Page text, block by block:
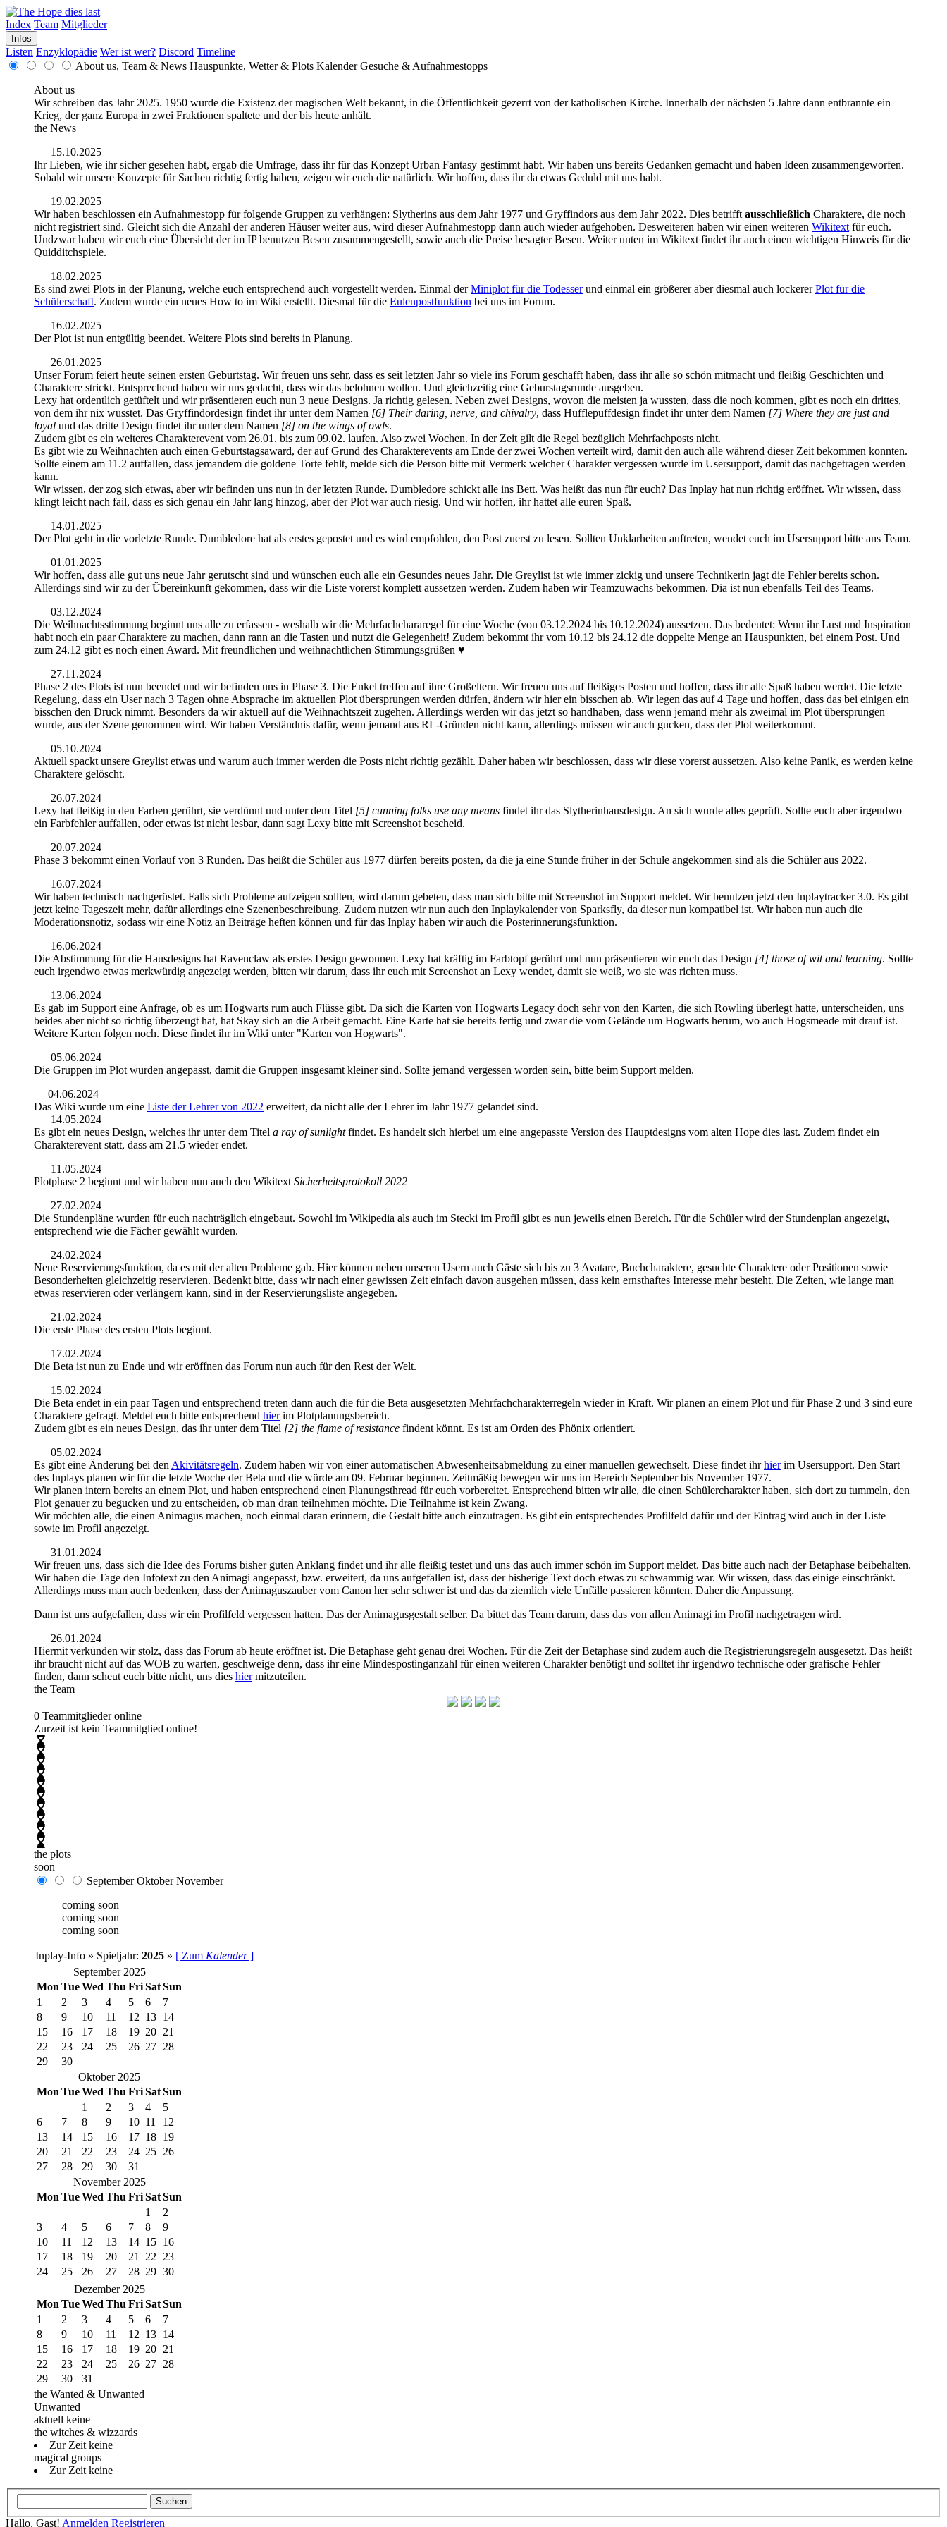
Index Team Mitglieder
Infos
Listen Enzyklopädie Wer ist wer? Discord Timeline
About us, Team & News Hauspunkte, Wetter & Plots Kalender Gesuche & Aufnahmestopps
About us
Wir schreiben das Jahr 2025. 1950 wurde die Existenz der magischen Welt bekannt, in die Öffentlichkeit gezerrt von der katholischen Kirche. Innerhalb der nächsten 5 Jahre dann entbrannte ein
Krieg, der ganz Europa in zwei Fraktionen spaltete und der bis heute anhält.
the News
15.10.2025
Ihr Lieben, wie ihr sicher gesehen habt, ergab die Umfrage, dass ihr für das Konzept Urban Fantasy gestimmt habt. Wir haben uns bereits Gedanken gemacht und haben Ideen zusammengeworfen.
Sobald wir unsere Konzepte für Sachen richtig fertig haben, zeigen wir euch die natürlich. Wir hoffen, dass ihr da etwas Geduld mit uns habt.
19.02.2025
Wir haben beschlossen ein Aufnahmestopp für folgende Gruppen zu verhängen: Slytherins aus dem Jahr 1977 und Gryffindors aus dem Jahr 2022. Dies betrifft ausschließlich Charaktere, die noch
nicht registriert sind. Gleicht sich die Anzahl der anderen Häuser weiter aus, wird dieser Aufnahmestopp dann auch wieder aufgehoben. Desweiteren haben wir einen weiteren Wikitext für euch.
Undzwar haben wir euch eine Übersicht der im IP benutzen Besen zusammengestellt, sowie auch die Preise besagter Besen. Weiter unten im Wikitext findet ihr auch einen wichtigen Hinweis für die
Quidditchspiele.
18.02.2025
Es sind zwei Plots in der Planung, welche euch entsprechend auch vorgestellt werden. Einmal derMiniplot für die Todesserund einmal ein größerer aber diesmal auch lockererPlot für die
Schülerschaft. Zudem wurde ein neues How to im Wiki erstellt. Diesmal für die Eulenpostfunktion bei uns im Forum.
16.02.2025
Der Plot ist nun entgültig beendet. Weitere Plots sind bereits in Planung.
26.01.2025
Unser Forum feiert heute seinen ersten Geburtstag. Wir freuen uns sehr, dass es seit letzten Jahr so viele ins Forum geschafft haben, dass ihr alle so schön mitmacht und fleißig Geschichten und
Charaktere strickt. Entsprechend haben wir uns gedacht, dass wir das belohnen wollen. Und gleichzeitig eine Geburstagsrunde ausgeben.
Lexy hat ordentlich getüftelt und wir präsentieren euch nun 3 neue Designs. Ja richtig gelesen. Neben zwei Designs, wovon die meisten ja wussten, dass die noch kommen, gibt es noch ein drittes,
von dem ihr nix wusstet. Das Gryffindordesign findet ihr unter dem Namen [6] Their daring, nerve, and chivalry, dass Hufflepuffdesign findet ihr unter dem Namen [7] Where they are just and
loyal und das dritte Design findet ihr unter dem Namen [8] on the wings of owls.
Zudem gibt es ein weiteres Charakterevent vom 26.01. bis zum 09.02. laufen. Also zwei Wochen. In der Zeit gilt die Regel bezüglich Mehrfachposts nicht.
Es gibt wie zu Weihnachten auch einen Geburtstagsaward, der auf Grund des Charakterevents am Ende der zwei Wochen verteilt wird, damit den auch alle während dieser Zeit bekommen konnten.
Sollte einem am 11.2 auffallen, dass jemandem die goldene Torte fehlt, melde sich die Person bitte mit Vermerk welcher Charakter vergessen wurde im Usersupport, damit das nachgetragen werden
kann.
Wir wissen, der zog sich etwas, aber wir befinden uns nun in der letzten Runde. Dumbledore schickt alle ins Bett. Was heißt das nun für euch? Das Inplay hat nun richtig eröffnet. Wir wissen, dass
klingt leicht nach fail, dass es sich genau ein Jahr lang hinzog, aber der Plot war auch riesig. Und wir hoffen, ihr hattet alle euren Spaß.
14.01.2025
Der Plot geht in die vorletzte Runde. Dumbledore hat als erstes gepostet und es wird empfohlen, den Post zuerst zu lesen. Sollten Unklarheiten auftreten, wendet euch im Usersupport bitte ans Team.
01.01.2025
Wir hoffen, dass alle gut uns neue Jahr gerutscht sind und wünschen euch alle ein Gesundes neues Jahr. Die Greylist ist wie immer zickig und unsere Technikerin jagt die Fehler bereits schon.
Allerdings sind wir zu der Übereinkunft gekommen, dass wir die Liste vorerst komplett aussetzen werden. Zudem haben wir Teamzuwachs bekommen. Dia ist nun ebenfalls Teil des Teams.
03.12.2024
Die Weihnachtsstimmung beginnt uns alle zu erfassen - weshalb wir die Mehrfachchararegel für eine Woche (von 03.12.2024 bis 10.12.2024) aussetzen. Das bedeutet: Wenn ihr Lust und Inspiration
habt noch ein paar Charaktere zu machen, dann rann an die Tasten und nutzt die Gelegenheit! Zudem bekommt ihr vom 10.12 bis 24.12 die doppelte Menge an Hauspunkten, bei einem Post. Und
zum 24.12 gibt es noch einen Award. Mit freundlichen und weihnachtlichen Stimmungsgrüßen ♥
27.11.2024
Phase 2 des Plots ist nun beendet und wir befinden uns in Phase 3. Die Enkel treffen auf ihre Großeltern. Wir freuen uns auf fleißiges Posten und hoffen, dass ihr alle Spaß haben werdet. Die letzte
Regelung, dass ein User nach 3 Tagen ohne Absprache im aktuellen Plot übersprungen werden dürfen, ändern wir hier ein bisschen ab. Wir legen das auf 4 Tage und hoffen, dass das bei einigen ein
bisschen den Druck nimmt. Besonders da wir aktuell auf die Weihnachtszeit zugehen. Allerdings werden wir das jetzt so handhaben, dass wenn jemand mehr als zweimal im Plot übersprungen
wurde, aus der Szene genommen wird. Wir haben Verständnis dafür, wenn jemand aus RL-Gründen nicht kann, allerdings müssen wir auch gucken, dass der Plot weiterkommt.
05.10.2024
Aktuell spackt unsere Greylist etwas und warum auch immer werden die Posts nicht richtig gezählt. Daher haben wir beschlossen, dass wir diese vorerst aussetzen. Also keine Panik, es werden keine
Charaktere gelöscht.
26.07.2024
Lexy hat fleißig in den Farben gerührt, sie verdünnt und unter dem Titel [5] cunning folks use any means findet ihr das Slytherinhausdesign. An sich wurde alles geprüft. Sollte euch aber irgendwo
ein Farbfehler auffallen, oder etwas ist nicht lesbar, dann sagt Lexy bitte mit Screenshot bescheid.
20.07.2024
Phase 3 bekommt einen Vorlauf von 3 Runden. Das heißt die Schüler aus 1977 dürfen bereits posten, da die ja eine Stunde früher in der Schule angekommen sind als die Schüler aus 2022.
16.07.2024
Wir haben technisch nachgerüstet. Falls sich Probleme aufzeigen sollten, wird darum gebeten, dass man sich bitte mit Screenshot im Support meldet. Wir benutzen jetzt den Inplaytracker 3.0. Es gibt
jetzt keine Tageszeit mehr, dafür allerdings eine Szenenbeschreibung. Zudem nutzen wir nun auch den Inplaykalender von Sparksfly, da dieser nun kompatibel ist. Wir haben nun auch die
Moderationsnotiz, sodass wir eine Notiz an Beiträge heften können und für das Inplay haben wir auch die Posterinnerungsfunktion.
16.06.2024
Die Abstimmung für die Hausdesigns hat Ravenclaw als erstes Design gewonnen. Lexy hat kräftig im Farbtopf gerührt und nun präsentieren wir euch das Design [4] those of wit and learning. Sollte
euch irgendwo etwas merkwürdig angezeigt werden, bitten wir darum, dass ihr euch mit Screenshot an Lexy wendet, damit sie weiß, wo sie was richten muss.
13.06.2024
Es gab im Support eine Anfrage, ob es um Hogwarts rum auch Flüsse gibt. Da sich die Karten von Hogwarts Legacy doch sehr von den Karten, die sich Rowling überlegt hatte, unterscheiden, uns
beides aber nicht so richtig überzeugt hat, hat Skay sich an die Arbeit gemacht. Eine Karte hat sie bereits fertig und zwar die vom Gelände um Hogwarts herum, wo auch Hogsmeade mit drauf ist.
Weitere Karten folgen noch. Diese findet ihr im Wiki unter "Karten von Hogwarts".
05.06.2024
Die Gruppen im Plot wurden angepasst, damit die Gruppen insgesamt kleiner sind. Sollte jemand vergessen worden sein, bitte beim Support melden.
04.06.2024
Das Wiki wurde um eine Liste der Lehrer von 2022 erweitert, da nicht alle der Lehrer im Jahr 1977 gelandet sind.
14.05.2024
Es gibt ein neues Design, welches ihr unter dem Titel a ray of sunlightfindet. Es handelt sich hierbei um eine angepasste Version des Hauptdesigns vom alten Hope dies last. Zudem findet ein
Charakterevent statt, dass am 21.5 wieder endet.
11.05.2024
Plotphase 2 beginnt und wir haben nun auch den Wikitext Sicherheitsprotokoll 2022
27.02.2024
Die Stundenpläne wurden für euch nachträglich eingebaut. Sowohl im Wikipedia als auch im Stecki im Profil gibt es nun jeweils einen Bereich. Für die Schüler wird der Stundenplan angezeigt,
entsprechend wie die Fächer gewählt wurden.
24.02.2024
Neue Reservierungsfunktion, da es mit der alten Probleme gab. Hier können neben unseren Usern auch Gäste sich bis zu 3 Avatare, Buchcharaktere, gesuchte Charaktere oder Positionen sowie
Besonderheiten gleichzeitig reservieren. Bedenkt bitte, dass wir nach einer gewissen Zeit einfach davon ausgehen müssen, dass kein ernsthaftes Interesse mehr besteht. Die Zeiten, wie lange man
etwas reservieren oder verlängern kann, sind in der Reservierungsliste angegeben.
21.02.2024
Die erste Phase des ersten Plots beginnt.
17.02.2024
Die Beta ist nun zu Ende und wir eröffnen das Forum nun auch für den Rest der Welt.
15.02.2024
Die Beta endet in ein paar Tagen und entsprechend treten dann auch die für die Beta ausgesetzten Mehrfachcharakterregeln wieder in Kraft. Wir planen an einem Plot und für Phase 2 und 3 sind eure
Charaktere gefragt. Meldet euch bitte entsprechend hierim Plotplanungsbereich.
Zudem gibt es ein neues Design, das ihr unter dem Titel [2] the flame of resistance findent könnt. Es ist am Orden des Phönix orientiert.
05.02.2024
Es gibt eine Änderung bei den Akivitätsregeln. Zudem haben wir von einer automatischen Abwesenheitsabmeldung zu einer manuellen gewechselt. Diese findet ihrhierim Usersupport. Den Start
des Inplays planen wir für die letzte Woche der Beta und die würde am 09. Februar beginnen. Zeitmäßig bewegen wir uns im Bereich September bis November 1977.
Wir planen intern bereits an einem Plot, und haben entsprechend einen Planungsthread für euch vorbereitet. Entsprechend bitten wir alle, die einen Schülercharakter haben, sich dort zu tummeln, den
Plot genauer zu begucken und zu entscheiden, ob man dran teilnehmen möchte. Die Teilnahme ist kein Zwang.
Wir möchten alle, die einen Animagus machen, noch einmal daran erinnern, die Gestalt bitte auch einzutragen. Es gibt ein entsprechendes Profilfeld dafür und der Eintrag wird auch in der Liste
sowie im Profil angezeigt.
31.01.2024
Wir freuen uns, dass sich die Idee des Forums bisher guten Anklang findet und ihr alle fleißig testet und uns das auch immer schön im Support meldet. Das bitte auch nach der Betaphase beibehalten.
Wir haben die Tage den Infotext zu den Animagi angepasst, bzw. erweitert, da uns aufgefallen ist, dass der bisherige Text doch etwas zu schwammig war. Wir wissen, dass das einige einschränkt.
Allerdings muss man auch bedenken, dass der Animaguszauber vom Canon her sehr schwer ist und das da ziemlich viele Unfälle passieren könnten. Daher die Anpassung.
Dann ist uns aufgefallen, dass wir ein Profilfeld vergessen hatten. Das der Animagusgestalt selber. Da bittet das Team darum, dass das von allen Animagi im Profil nachgetragen wird.
26.01.2024
Hiermit verkünden wir stolz, dass das Forum ab heute eröffnet ist. Die Betaphase geht genau drei Wochen. Für die Zeit der Betaphase sind zudem auch die Registrierungsregeln ausgesetzt. Das heißt
ihr braucht nicht auf das WOB zu warten, geschweige denn, dass ihr eine Mindespostinganzahl für einen weiteren Charakter benötigt und solltet ihr irgendwo technische oder grafische Fehler
finden, dann scheut euch bitte nicht, uns dies hiermitzuteilen.
the Team
0 Teammitglieder online
Zurzeit ist kein Teammitglied online!
the plots
soon
September Oktober November
coming soon
coming soon
coming soon
Inplay-Info » Spieljahr: 2025 » [ Zum Kalender]
September 2025
Mon TueWed Thu FriSatSun
1
2 3 4 5 6
7
8
9 10 11 12 13 14
15
16 17 18 19 20 21
22
23 24 25 26 27 28
29
30
Oktober 2025
Mon TueWed Thu FriSatSun
1
2 3 4
5
6
7 8 9 10 11
12
13
14 15 16 17 18 19
20
21 22 23 24 25 26
27
28 29 30
31
November 2025
Mon TueWed Thu FriSatSun
1
2
3
4 5 6 7 8
9
10
11 12 13 14 15 16
17
18 19 20 21 22
23
24
25 26 27 28 29 30
Dezember 2025
Mon TueWed Thu FriSatSun
1
2 3 4 5 6
7
8
9 10 11 12 13 14
15
16 17 18 19 20 21
22
23 24 25 26 27 28
29
30
31
the Wanted & Unwanted
Unwanted
aktuell keine
the witches & wizzards
Zur Zeit keine
magical groups
Zur Zeit keine
Hallo, Gast! Anmelden Registrieren